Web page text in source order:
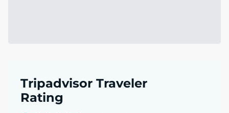
Tripadvisor Traveler
Rating